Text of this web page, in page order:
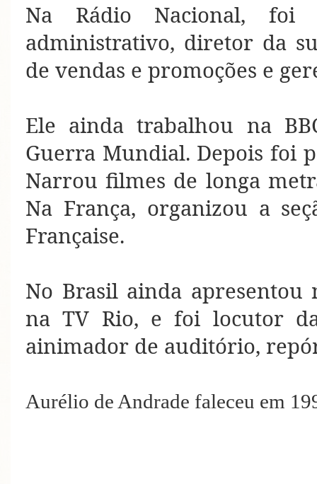
Na Rádio Nacional, foi
administrativo, diretor da
de vendas e promoções e
Ele ainda trabalhou na
Guerra Mundial. Depois foi
Narrou filmes de longa
Na França, organizou a
Française.
No Brasil ainda
na TV Rio, e foi locutor
ainimador de auditório,
Aurélio de Andrade faleceu em